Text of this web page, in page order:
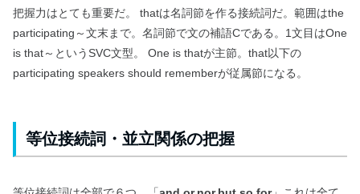
把握力はとても重要だ。 thatは名詞節を作る接続詞だ。範囲はthe
participating～文末まで。名詞節で文の補語Cである。1文目はOne
is that～というSVC文型。 One is thatが主節。that以下の
participating speakers should rememberが従属節になる。
等位接続詞・並立関係の把握